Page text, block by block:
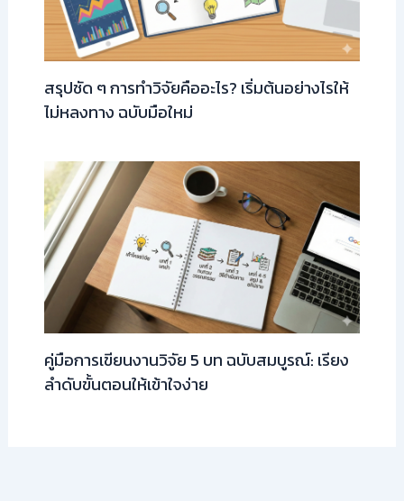
สรุปชัด ๆ การทำวิจัยคืออะไร? เริ่มต้นอย่างไรให้
ไม่หลงทาง ฉบับมือใหม่
คู่มือการเขียนงานวิจัย 5 บท ฉบับสมบูรณ์: เรียง
ลำดับขั้นตอนให้เข้าใจง่าย